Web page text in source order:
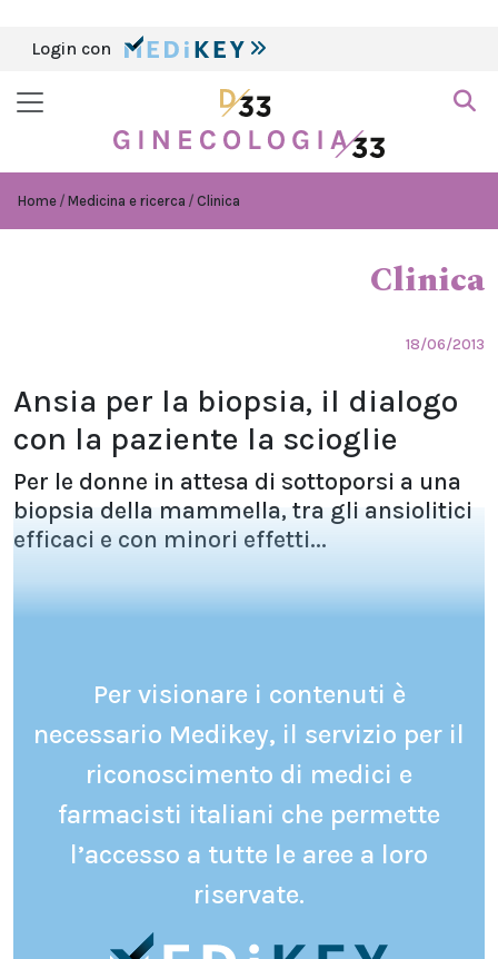
Login con
Home Medicina e ricerca Clinica
Clinica
18/06/2013
Ansia per la biopsia, il dialogo
con la paziente la scioglie
Per le donne in attesa di sottoporsi a una
biopsia della mammella, tra gli ansiolitici
efficaci e con minori effetti...
Per visionare i contenuti è
necessario Medikey, il servizio per il
riconoscimento di medici e
farmacisti italiani che permette
l’accesso a tutte le aree a loro
riservate.